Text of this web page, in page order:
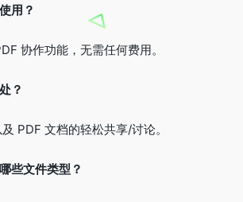
用？
协作功能，无需任何费用。
？
PDF 文档的轻松共享/讨论。
些文件类型？